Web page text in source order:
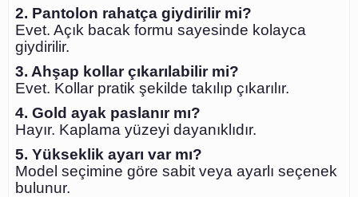
2. Pantolon rahatça giydirilir mi?
Evet. Açık bacak formu sayesinde kolayca
giydirilir.
3. Ahşap kollar çıkarılabilir mi?
Evet. Kollar pratik şekilde takılıp çıkarılır.
4. Gold ayak paslanır mı?
Hayır. Kaplama yüzeyi dayanıklıdır.
5. Yükseklik ayarı var mı?
Model seçimine göre sabit veya ayarlı seçenek
bulunur.